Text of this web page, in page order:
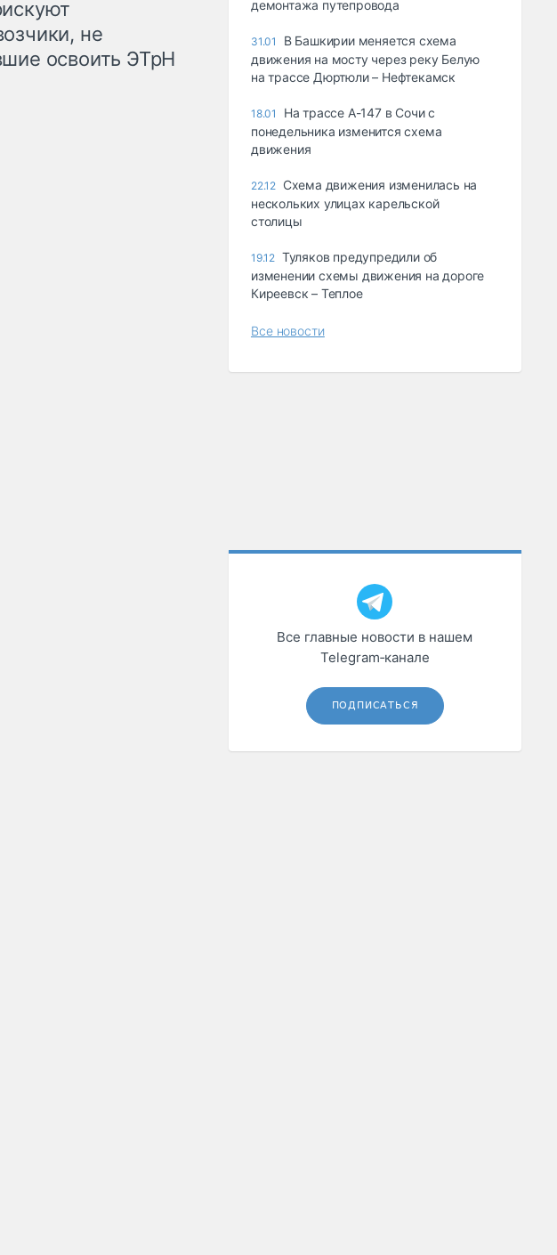
не
освоить ЭТрН
демонтажа путепровода
31.01
В Башкирии меняется схема
движения на мосту через реку Белую
на трассе Дюртюли – Нефтекамск
18.01
На трассе А-147 в Сочи с
понедельника изменится схема
движения
22.12 Схема движения изменилась на
нескольких улицах карельской
столицы
19.12 Туляков предупредили об
изменении схемы движения на дороге
Киреевск – Теплое
Все новости
Все главные новости в нашем
Telegram‑канале
ПОДПИСАТЬСЯ